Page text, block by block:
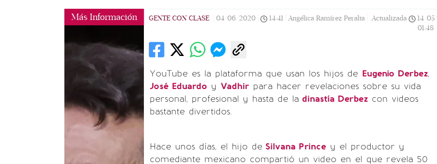
Más Información GENTE CON CLASE 04/06/2020 14:41 Angélica Ramírez Peralta | Actualizada
14/
01:48
YouTube es la plataforma que usan los hijos de Eugenio Derbez,
José Eduardo y Vadhir para hacer revelaciones sobre su vida
personal, profesional y hasta de la dinastía Derbez con videos
bastante divertidos.
Hace unos días, el hijo de Silvana Prince y el productor y
comediante mexicano compartió un video en el que revela 50